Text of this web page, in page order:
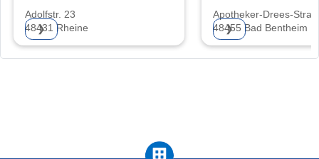
Adolfstr. 23
48431 Rheine
❯
Apotheker-Drees-
48455 Bad Bentheim
❯